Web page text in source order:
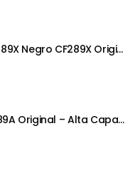
Tóner HP LaserJet 89X Negro CF289X Original | Alto Rendimiento para Impresiones Profesionales
Tóner HP 89A CF289A Original – Alta Capacidad para Impresoras Empresariales